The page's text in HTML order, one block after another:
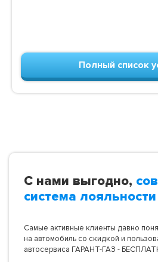
Полный список
С нами выгодно,
система
Самые активные клиенты давно
на автомобиль со скидкой и
автосервиса ГАРАНТ-ГАЗ -